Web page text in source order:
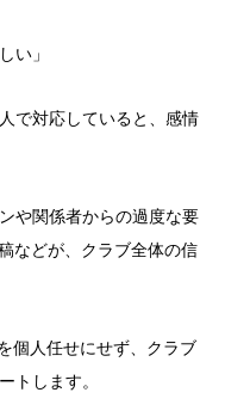
い」
で対応していると、感情
や関係者からの過度な要
などが、クラブ全体の信
個人任せにせず、クラブ
トします。